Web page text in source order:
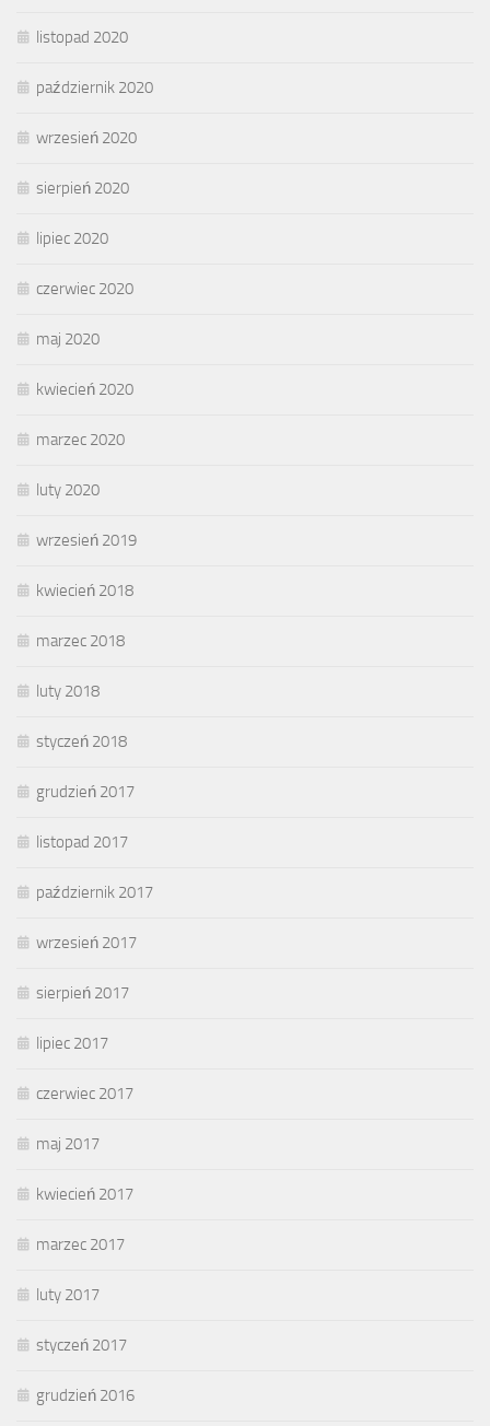
listopad 2020
październik 2020
wrzesień 2020
sierpień 2020
lipiec 2020
czerwiec 2020
maj 2020
kwiecień 2020
marzec 2020
luty 2020
wrzesień 2019
kwiecień 2018
marzec 2018
luty 2018
styczeń 2018
grudzień 2017
listopad 2017
październik 2017
wrzesień 2017
sierpień 2017
lipiec 2017
czerwiec 2017
maj 2017
kwiecień 2017
marzec 2017
luty 2017
styczeń 2017
grudzień 2016